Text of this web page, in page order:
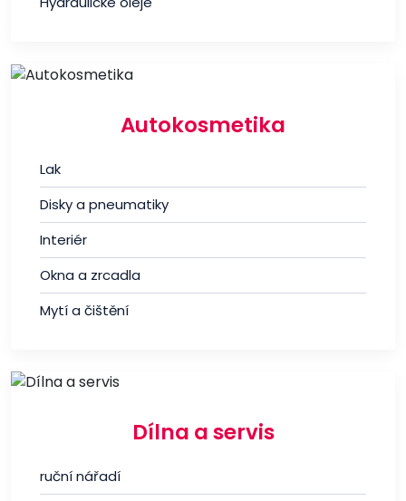
Autokosmetika
Lak
Disky a pneumatiky
Interiér
Okna a zrcadla
Mytí a čištění
Dílna a servis
ruční nářadí